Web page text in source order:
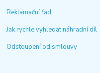
Reklamační řád
Jak rychle vyhledat náhradní díl
Odstoupení od smlouvy